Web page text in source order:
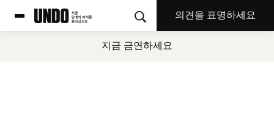
의견을 표명하세요
지금 금연하세요